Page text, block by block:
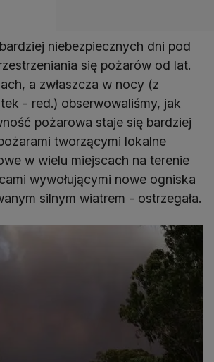
niebezpiecznych dni pod
się pożarów od lat.
a zwłaszcza w nocy (z
- red.) obserwowaliśmy, jak
pożarowa staje się bardziej
tworzącymi lokalne
w wielu miejscach na terenie
wywołującymi nowe ogniska
silnym wiatrem - ostrzegała.